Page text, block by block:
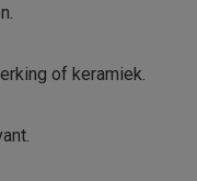
of keramiek.